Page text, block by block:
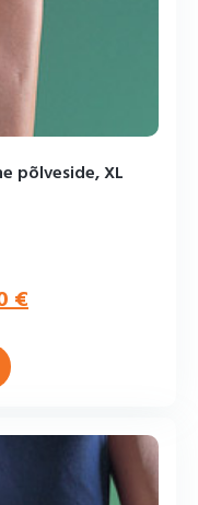
põlveside, XL
€